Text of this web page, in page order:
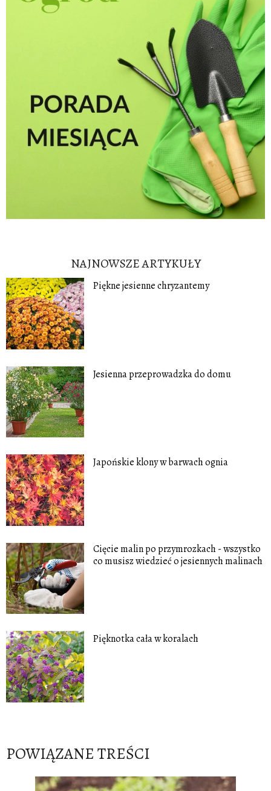
NAJNOWSZE ARTYKUŁY
Piękne jesienne chryzantemy
Jesienna przeprowadzka do domu
Japońskie klony w barwach ognia
Cięcie malin po przymrozkach - wszystko
co musisz wiedzieć o jesiennych malinach
Pięknotka cała w koralach
POWIĄZANE TREŚCI